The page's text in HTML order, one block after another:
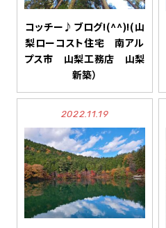
コッチー♪ブログ!(^^)!(山
梨ローコスト住宅 南アル
プス市 山梨工務店 山梨
新築）
2022.11.19